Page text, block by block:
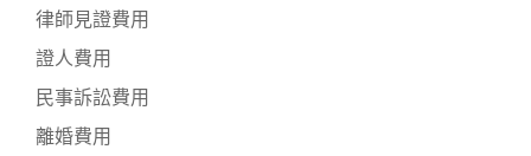
律師見證費用
證人費用
民事訴訟費用
離婚費用